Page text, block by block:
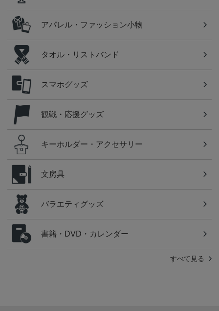
アパレル・ファッション小物
タオル・リストバンド
スマホグッズ
観戦・応援グッズ
キーホルダー・アクセサリー
文房具
バラエティグッズ
書籍・DVD・カレンダー
すべて見る